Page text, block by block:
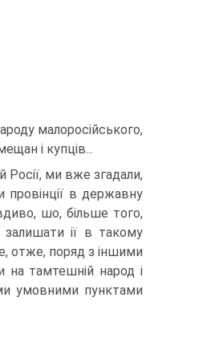
малоросійського,
і купців...
ми вже згадали,
провінції в державну
шо, більше того,
ії в такому
отже, поряд з іншими
тамтешній народ і
умовними пунктами